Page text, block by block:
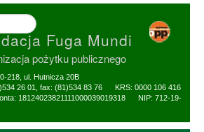
Fuga Mundi
pożytku publicznego
218, ul. Hutnicza 20B
26 01, fax: (81)534 83 76 KRS: 0000 106 416
18124023821111000039019318 NIP: 712-19-